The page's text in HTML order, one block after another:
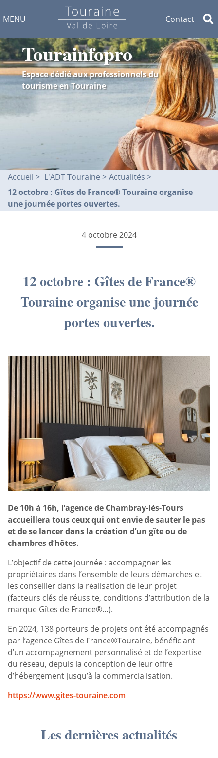
MENU Contact
Tourainfopro
Espace dédié aux professionnels du
tourisme en Touraine
Accueil L'ADT Touraine > Actualités
12 octobre : Gîtes de France® Touraine organise
une journée portes ouvertes.
4 octobre 2024
12 octobre : Gîtes de France®
Touraine organise une journée
portes ouvertes.
De 10h à 16h, l’agence de Chambray-lès-Tours
accueillera tous ceux qui ont envie de sauter le pas
et de se lancer dans la création d’un gîte ou de
chambres d’hôtes.
L’objectif de cette journée : accompagner les
propriétaires dans l’ensemble de leurs démarches et
les conseiller dans la réalisation de leur projet
(facteurs clés de réussite, conditions d’attribution de la
marque Gîtes de France®…).
En 2024, 138 porteurs de projets ont été accompagnés
par l’agence Gîtes de France®Touraine, bénéficiant
d’un accompagnement personnalisé et de l’expertise
du réseau, depuis la conception de leur offre
d’hébergement jusqu’à la commercialisation.
https://www.gites-touraine.com
Les dernières actualités